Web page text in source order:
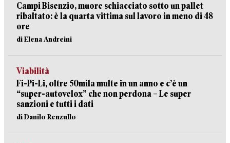
Campi Bisenzio, muore schiacciato sotto un pallet
ribaltato: è la quarta vittima sul lavoro in meno di 48
ore
di Elena Andreini
Viabilità
Fi-Pi-Li, oltre 50mila multe in un anno e c’è un
“super-autovelox” che non perdona – Le super
sanzioni e tutti i dati
di Danilo Renzullo